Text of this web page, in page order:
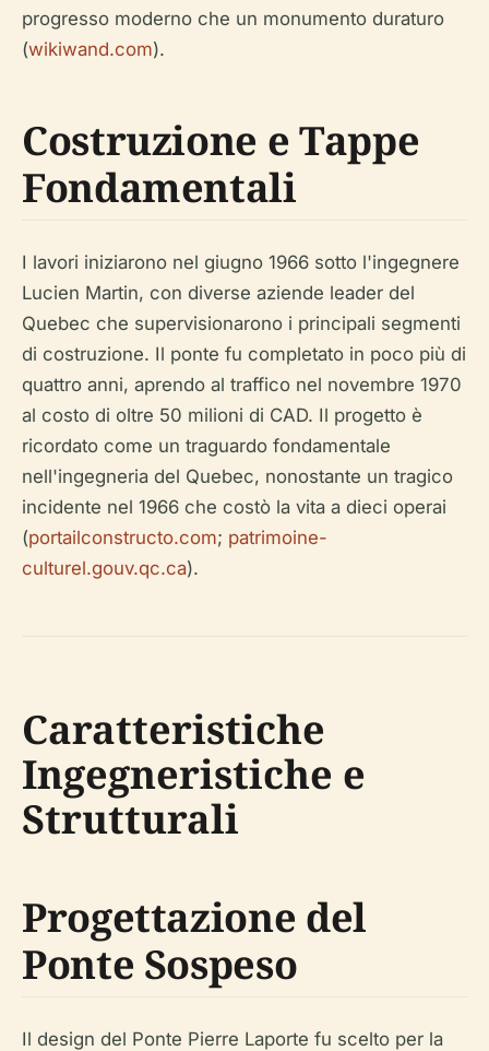
progresso moderno che un monumento duraturo
(wikiwand.com).
Costruzione e Tappe
Fondamentali
I lavori iniziarono nel giugno 1966 sotto l'ingegnere
Lucien Martin, con diverse aziende leader del
Quebec che supervisionarono i principali segmenti
di costruzione. Il ponte fu completato in poco più di
quattro anni, aprendo al traffico nel novembre 1970
al costo di oltre 50 milioni di CAD. Il progetto è
ricordato come un traguardo fondamentale
nell'ingegneria del Quebec, nonostante un tragico
incidente nel 1966 che costò la vita a dieci operai
(portailconstructo.com; patrimoine-
culturel.gouv.qc.ca).
Caratteristiche
Ingegneristiche e
Strutturali
Progettazione del
Ponte Sospeso
Il design del Ponte Pierre Laporte fu scelto per la